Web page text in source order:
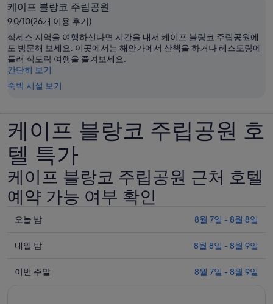
케이프 블랑코 주립공원
9.0/10(26개 이용 후기)
식세스 지역을 여행하신다면 시간을 내서 케이프 블랑코 주립공원에
도 방문해 보세요. 이곳에서는 해안가에서 산책을 하거나 레스토랑에
들러 식도락 여행을 즐겨보세요.
간단히 보기
숙박 시설 보기
케이프 블랑코 주립공원 호
텔 특가
케이프 블랑코 주립공원 근처 호텔
예약 가능 여부 확인
오
밤
월
오늘 밤 8월 7일 - 8월 8일
내
밤
내일 밤 8월 8일 - 8월 9일
이
이번 주말 8월 7일 - 8월 9일